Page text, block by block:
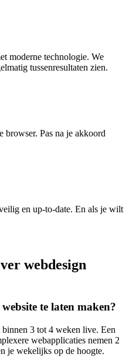
moderne technologie. We
tussenresultaten zien.
browser. Pas na je akkoord
en up-to-date. En als je wilt
webdesign
te laten maken?
binnen 3 tot 4 weken live. Een
webapplicaties nemen 2
je wekelijks op de hoogte.